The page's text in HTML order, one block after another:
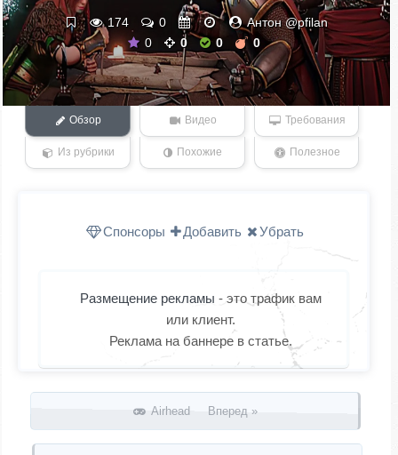
174 0
Антон @pfilan
0
0 0 0
Обзор Видео Требования
Из рубрики Похожие Полезное
Спонсоры Добавить Убрать
Размещение рекламы - это трафик вам
или клиент.
Реклама на баннере в статье.
Запись навигация
Airhead Вперед »